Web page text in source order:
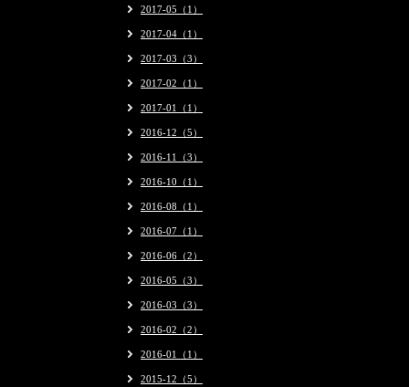
2017-05（1）
2017-04（1）
2017-03（3）
2017-02（1）
2017-01（1）
2016-12（5）
2016-11（3）
2016-10（1）
2016-08（1）
2016-07（1）
2016-06（2）
2016-05（3）
2016-03（3）
2016-02（2）
2016-01（1）
2015-12（5）